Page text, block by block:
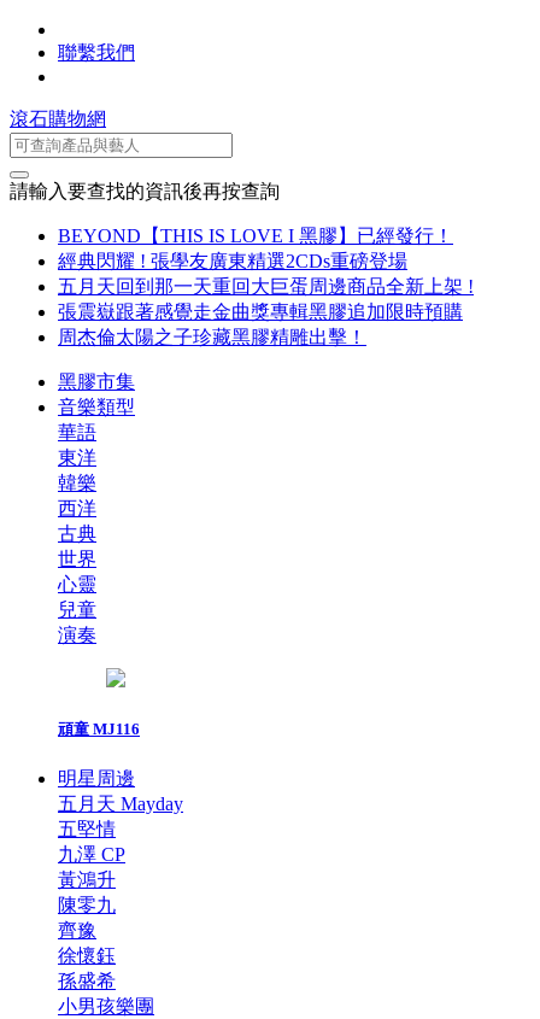
聯繫我們
滾石購物網
請輸入要查找的資訊後再按查詢
BEYOND【THIS IS LOVE I 黑膠】已經發行！
經典閃耀 ! 張學友廣東精選2CDs重磅登場
五月天回到那一天重回大巨蛋周邊商品全新上架 !
張震嶽跟著感覺走金曲獎專輯黑膠追加限時預購
周杰倫太陽之子珍藏黑膠精雕出擊！
黑膠市集
音樂類型
華語
東洋
韓樂
西洋
古典
世界
心靈
兒童
演奏
頑童 MJ116
明星周邊
五月天 Mayday
五堅情
九澤 CP
黃鴻升
陳零九
齊豫
徐懷鈺
孫盛希
小男孩樂團